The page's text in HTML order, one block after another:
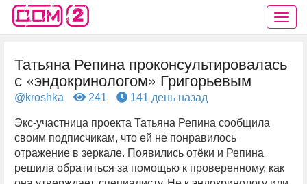
Татьяна Репина проконсультировалась
с «эндокринологом» Григорьевым
@kroshka 241 141 день назад
Экс-участница проекта Татьяна Репина сообщила
своим подписчикам, что ей не понравилось
отражение в зеркале. Появились отёки и Репина
решила обратиться за помощью к проверенному, как